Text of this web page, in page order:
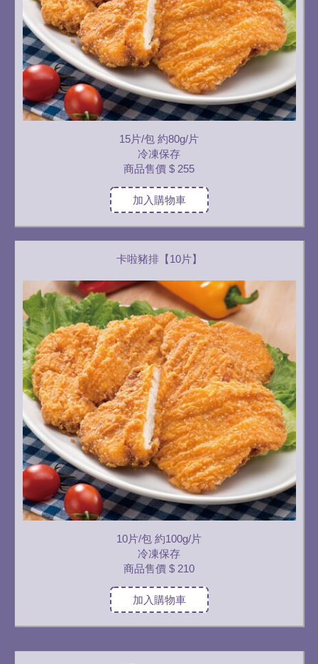
15片/包 約80g/片
冷凍保存
商品售價 $ 255
加入購物車
卡啦豬排【10片】
10片/包 約100g/片
冷凍保存
商品售價 $ 210
加入購物車